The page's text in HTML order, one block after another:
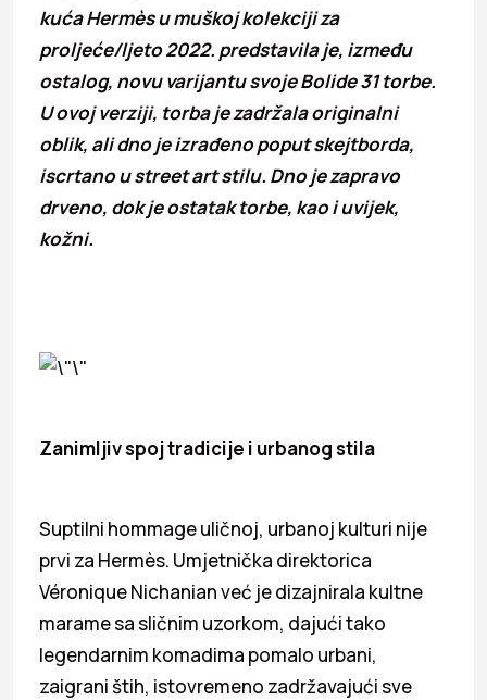
kuća Hermès u muškoj kolekciji za
proljeće/ljeto 2022. predstavila je, između
ostalog, novu varijantu svoje Bolide 31 torbe.
U ovoj verziji, torba je zadržala originalni
oblik, ali dno je izrađeno poput skejtborda,
iscrtano u street art stilu. Dno je zapravo
drveno, dok je ostatak torbe, kao i uvijek,
kožni.
Zanimljiv spoj tradicije i urbanog stila
Suptilni hommage uličnoj, urbanoj kulturi nije
prvi za Hermès. Umjetnička direktorica
Véronique Nichanian već je dizajnirala kultne
marame sa sličnim uzorkom, dajući tako
legendarnim komadima pomalo urbani,
zaigrani štih, istovremeno zadržavajući sve